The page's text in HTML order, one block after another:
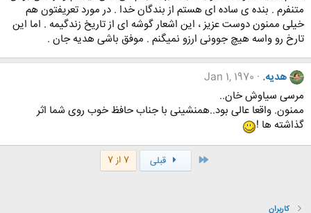
متنفرم . بنده ی ساده ای هستم از بندگان خدا . در مورد تعریفتون هم
خیلی ممنون دوست عزیز ، این اشعار گوشه ای از تاریخ زندگیمه . اما این
تارخ رو واسه هیچ جوونی ارزو نمیگنم . موفق باشی هدیه جان .
هدیه. Jan 1, 1970
مرسی سیاوش خان..
ممنون. واقعا عالی بود..همنشینی با جناب حافظ خوب روی شما اثر
گذاشته ها !
اول قبلی 7 از 7
کاربران